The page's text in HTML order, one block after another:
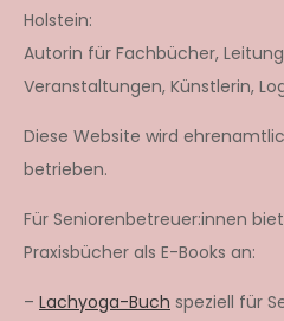
Holstein:
Autorin für Fachbücher,
Veranstaltungen, Künstlerin,
Diese Website wird
betrieben.
Für Seniorenbetreuer:innen
Praxisbücher als E-Books an:
– Lachyoga-Buch speziell für